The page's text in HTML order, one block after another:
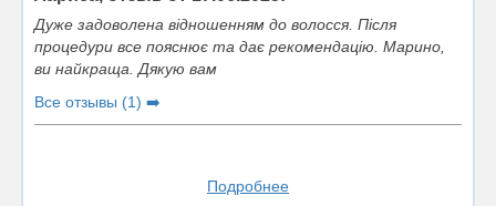
Дуже задоволена відношенням до волосся. Після
процедури все пояснює та дає рекомендацію. Марино,
ви найкраща. Дякую вам
Все отзывы (1) ➡️
Подробнее